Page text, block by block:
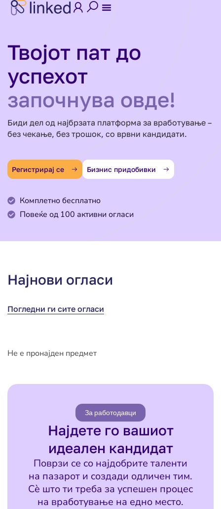
Твојот пат до
успехот
започнува овде!
Биди дел од најбрзата платформа за вработување –
без чекање, без трошок, со врвни кандидати.
Регистрирај се Бизнис придобивки
Комплетно бесплатно
Повеќе од 100 активни огласи
Најнови огласи
Погледни ги сите огласи
Не е пронајден предмет
За работодавци
Најдете го вашиот
идеален кандидат
Поврзи се со најдобрите таленти
на пазарот и создади одличен тим.
Сè што ти треба за успешен процес
на вработување на едно место.